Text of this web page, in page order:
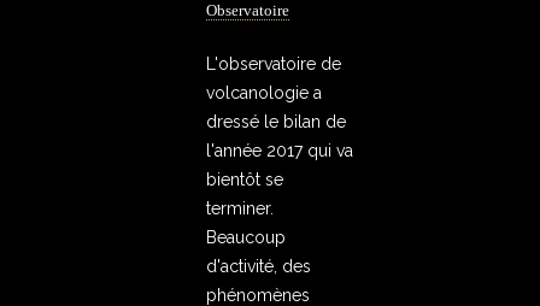
Observatoire
L'observatoire de
volcanologie a
dressé le bilan de
l'année 2017 qui va
bientôt se
terminer.
Beaucoup
d'activité, des
phénomènes